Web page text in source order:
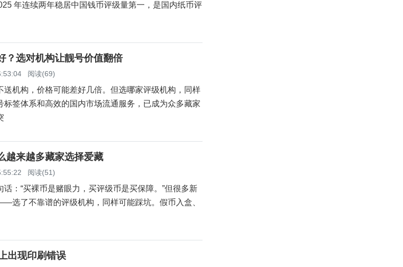
年连续两年稳居中国钱币评级量第一，是国内纸币评
？选对机构让靓号价值翻倍
阅读(69)
送机构，价格可能差好几倍。但选哪家评级机构，同样
标签体系和高效的国内市场流通服务，已成为众多藏家
越来越多藏家选择爱藏
阅读(51)
：“买裸币是赌眼力，买评级币是买保障。”但很多新
选了不靠谱的评级机构，同样可能踩坑。假币入盒、
出现印刷错误